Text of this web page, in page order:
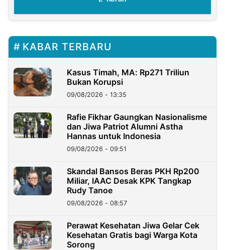
KABAR TERBARU
Kasus Timah, MA: Rp271 Triliun
Bukan Korupsi
09/08/2026 - 13:35
Rafie Fikhar Gaungkan Nasionalisme
dan Jiwa Patriot Alumni Astha
Hannas untuk Indonesia
09/08/2026 - 09:51
Skandal Bansos Beras PKH Rp200
Miliar, IAAC Desak KPK Tangkap
Rudy Tanoe
09/08/2026 - 08:57
Perawat Kesehatan Jiwa Gelar Cek
Kesehatan Gratis bagi Warga Kota
Sorong